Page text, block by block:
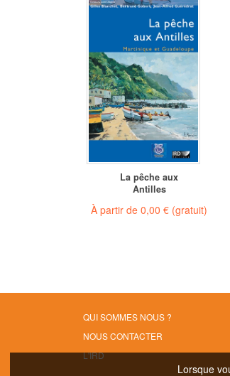
Lorsque
La pêche aux
Antilles
À partir de0,00 € (gratuit)
QUI SOMMES NOUS ?
NOUS CONTACTER
L'IRD